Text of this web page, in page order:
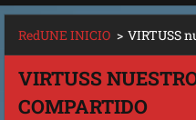
RedUNE INICIO > VIRTUSS
VIRTUSS
COMPARTIDO